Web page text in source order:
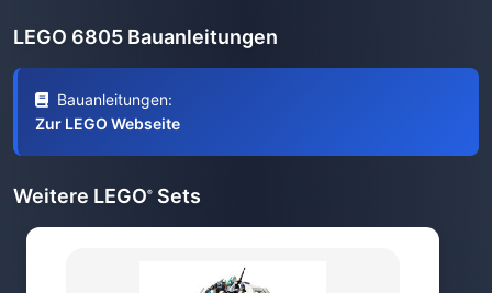
LEGO 6805 Bauanleitungen
Bauanleitungen:
Zur LEGO Webseite
Weitere LEGO® Sets